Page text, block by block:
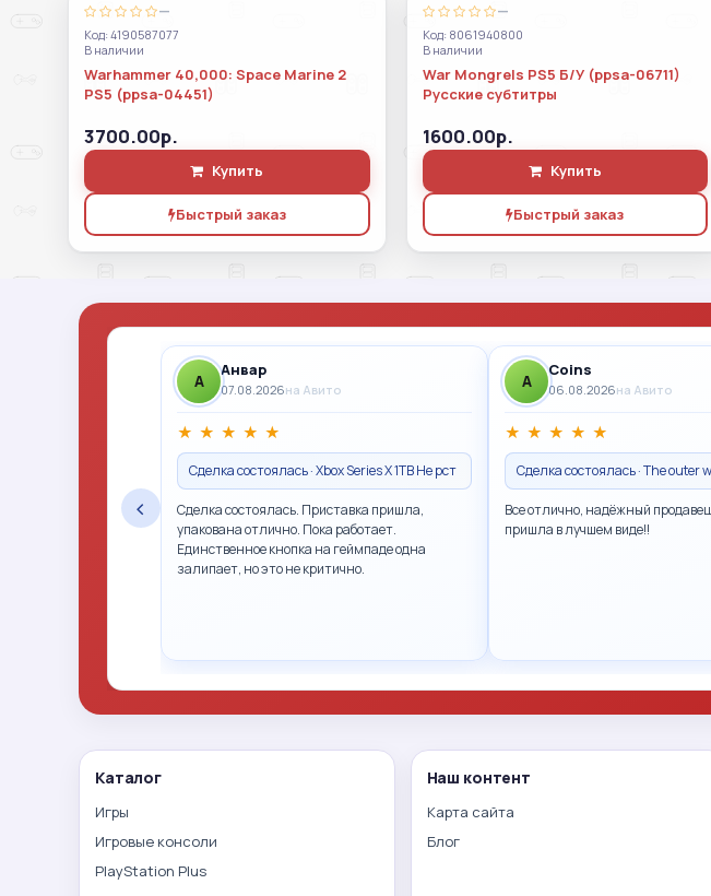
—
Код: 4190587077
В наличии
Warhammer 40,000: Space Marine 2
PS5 (ppsa-04451)
3700.00р.
Купить
Быстрый заказ
—
Код: 8061940800
В наличии
War Mongrels PS5 Б/У (ppsa-06711)
Русские субтитры
1600.00р.
Купить
Быстрый заказ
‹
A
Анвар
07.08.2026на Авито
★ ★ ★ ★ ★
Сделка состоялась · Xbox Series X 1TB Не рст
Сделка состоялась. Приставка пришла,
упакована отлично. Пока работает.
Единственное кнопка на геймпаде одна
залипает, но это не критично.
A
Coins
06.08.2026на Авито
★ ★ ★ ★ ★
Сделка состоялась · The outer
Все отлично, надёжный
пришла в лучшем виде!!
Каталог
Игры
Игровые консоли
PlayStation Plus
Наш контент
Карта сайта
Блог